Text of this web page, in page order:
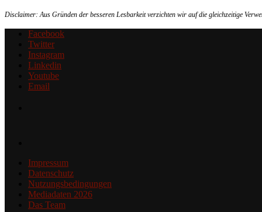
Disclaimer: Aus Gründen der besseren Lesbarkeit verzichten wir auf die gleichzeitige
Facebook
Twitter
Instagram
Linkedin
Youtube
Email
Impressum
Datenschutz
Nutzungsbedingungen
Mediadaten 2026
Das Team